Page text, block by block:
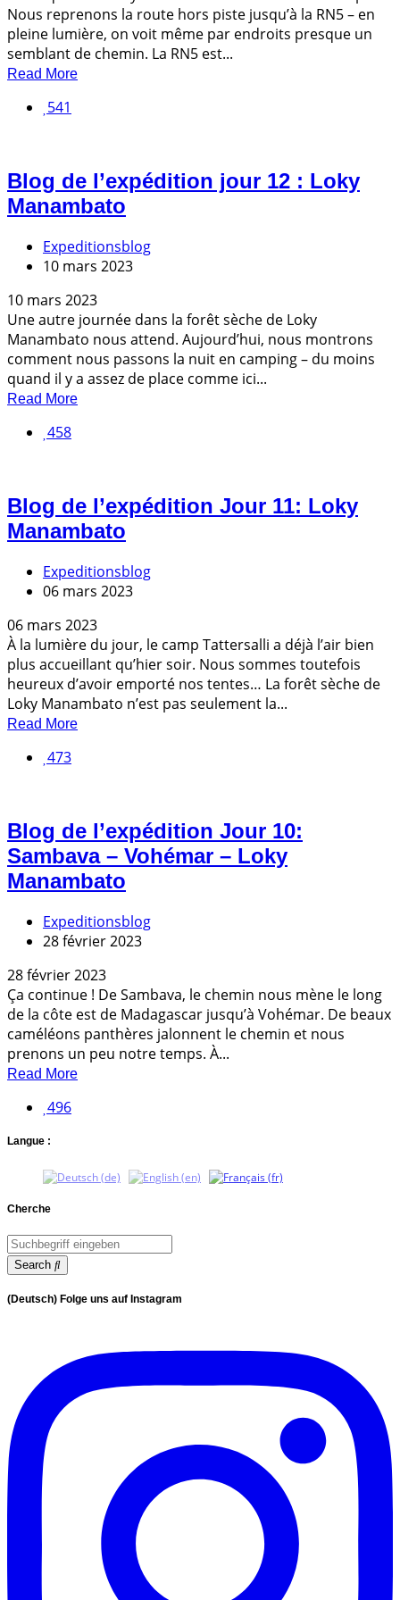
Nous reprenons la route hors piste jusqu’à la RN5 – en
pleine lumière, on voit même par endroits presque un
semblant de chemin. La RN5 est...
Read More
541
Blog de l’expédition jour 12 : Loky
Manambato
Expeditionsblog
10 mars 2023
10 mars 2023
Une autre journée dans la forêt sèche de Loky
Manambato nous attend. Aujourd’hui, nous montrons
comment nous passons la nuit en camping – du moins
quand il y a assez de place comme ici...
Read More
458
Blog de l’expédition Jour 11: Loky
Manambato
Expeditionsblog
06 mars 2023
06 mars 2023
À la lumière du jour, le camp Tattersalli a déjà l’air bien
plus accueillant qu’hier soir. Nous sommes toutefois
heureux d’avoir emporté nos tentes… La forêt sèche de
Loky Manambato n’est pas seulement la...
Read More
473
Blog de l’expédition Jour 10:
Sambava – Vohémar – Loky
Manambato
Expeditionsblog
28 février 2023
28 février 2023
Ça continue ! De Sambava, le chemin nous mène le long
de la côte est de Madagascar jusqu’à Vohémar. De beaux
caméléons panthères jalonnent le chemin et nous
prenons un peu notre temps. À...
Read More
496
Langue :
Cherche
Search
(Deutsch) Folge uns auf Instagram